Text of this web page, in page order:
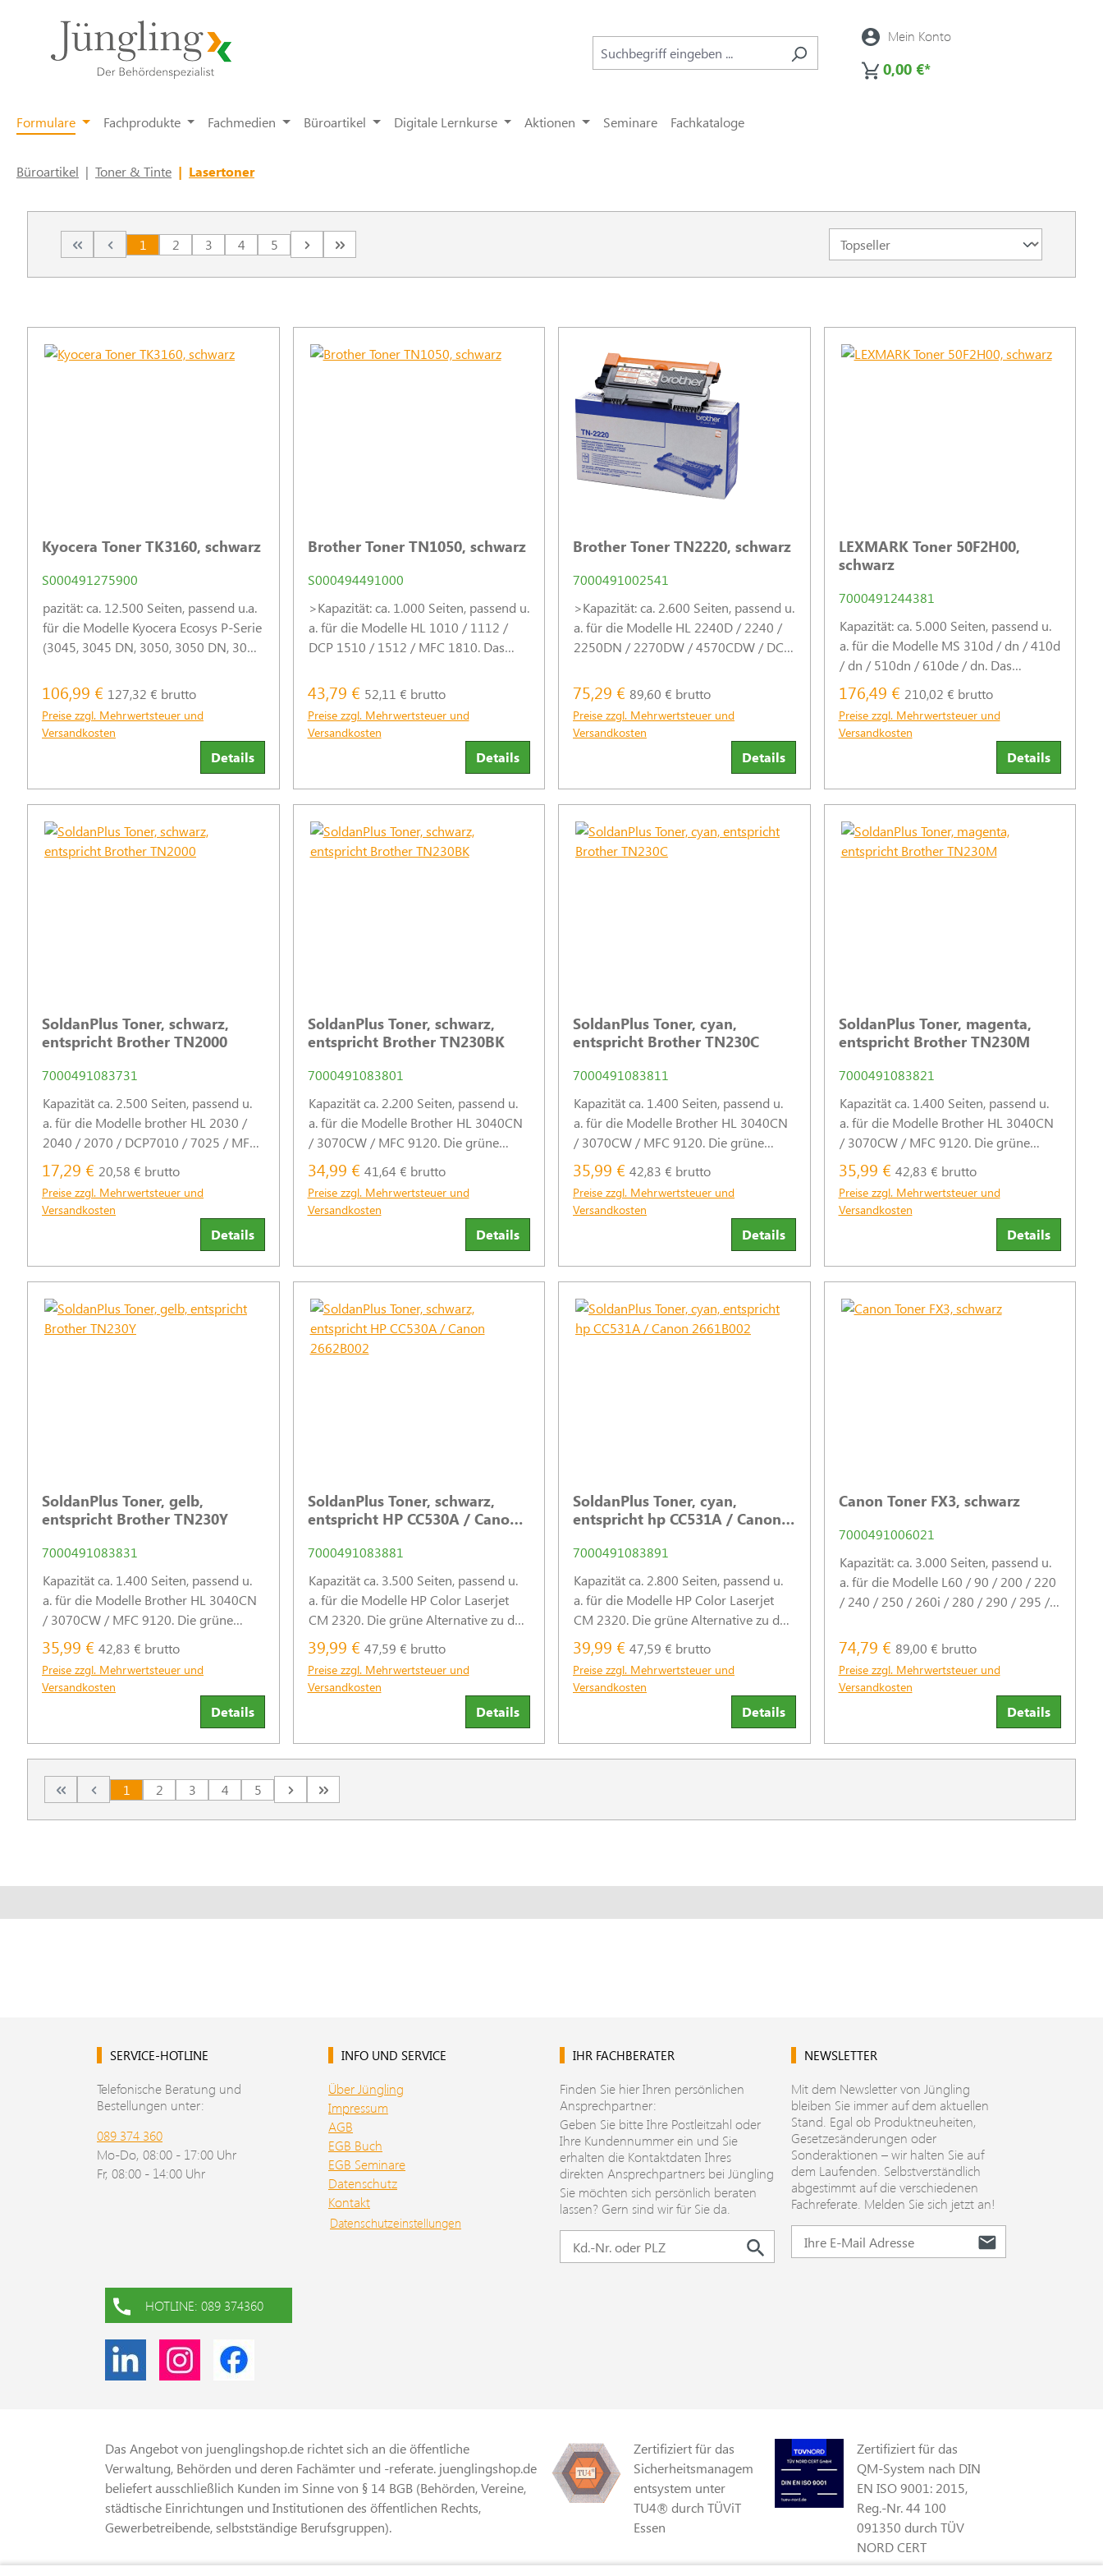
Zur Hauptnavigation springen
Mein Konto
0,00 €*
Formulare Fachprodukte Fachmedien Büroartikel Digitale Lernkurse Aktionen Seminare Fachkataloge
Büroartikel | Toner & Tinte | Lasertoner
Seite
1 Seite
2 Seite
3 Seite
4 Seite
5
Kyocera Toner TK3160, schwarz
S000491275900
pazität: ca. 12.500 Seiten, passend u.a.
für die Modelle Kyocera Ecosys P-Serie
(3045, 3045 DN, 3050, 3050 DN, 3050
3060, 3060 DN, 3060 TD).
106,99 € 127,32 € brutto
Preise zzgl. Mehrwertsteuer und
Versandkosten
Details
Brother Toner TN1050, schwarz
S000494491000
>Kapazität: ca. 1.000 Seiten, passend u.
a. für die Modelle HL 1010 / 1112 /
DCP 1510 / 1512 / MFC 1810. Das
hervorragende Druckqualität. (Abb.
ähnlich)
43,79 € 52,11 € brutto
Preise zzgl. Mehrwertsteuer und
Versandkosten
Details
Brother Toner TN2220, schwarz
7000491002541
>Kapazität: ca. 2.600 Seiten, passend u.
a. für die Modelle HL 2240D / 2240 /
2250DN / 2270DW / 4570CDW / DCP
7360N / 7460DN / 7860DW. Das
Original-Verbrauchsmaterial für eine
hervorragende Druckqualität und
75,29 € 89,60 € brutto
Preise zzgl. Mehrwertsteuer und
Versandkosten
Details
LEXMARK Toner 50F2H00,
schwarz
7000491244381
Kapazität: ca. 5.000 Seiten, passend u.
a. für die Modelle MS 310d / dn / 410d
/ dn / 510dn / 610de / dn. Das
Original-Verbrauchsmaterial für
konstant zuverlässige Leistung und
hohe Druckqualität. (Abb. ähnlich)
176,49 € 210,02 € brutto
Preise zzgl. Mehrwertsteuer und
Versandkosten
Details
SoldanPlus Toner, schwarz,
entspricht Brother TN2000
7000491083731
Kapazität ca. 2.500 Seiten, passend u.
a. für die Modelle brother HL 2030 /
2040 / 2070 / DCP7010 / 7025 / MFC
7225 / 7420 / 7820 / FAX 2820 / 2920.
(Abb. ähnlich)
17,29 € 20,58 € brutto
Preise zzgl. Mehrwertsteuer und
Versandkosten
Details
SoldanPlus Toner, schwarz,
entspricht Brother TN230BK
7000491083801
Kapazität ca. 2.200 Seiten, passend u.
a. für die Modelle Brother HL 3040CN
/ 3070CW / MFC 9120. Die grüne
Alternative zu den Original-Hersteller-
Tonern. Recycelt und wiederaufbereitet
für 79 % weniger Plastikmüll. (Abb.
ähnlich)
34,99 € 41,64 € brutto
Preise zzgl. Mehrwertsteuer und
Versandkosten
Details
SoldanPlus Toner, cyan,
entspricht Brother TN230C
7000491083811
Kapazität ca. 1.400 Seiten, passend u.
a. für die Modelle Brother HL 3040CN
/ 3070CW / MFC 9120. Die grüne
Alternative zu den Original-Hersteller-
Tonern. Recycelt und wiederaufbereitet
für 79 % weniger Plastikmüll. (Abb.
ähnlich)
35,99 € 42,83 € brutto
Preise zzgl. Mehrwertsteuer und
Versandkosten
Details
SoldanPlus Toner, magenta,
entspricht Brother TN230M
7000491083821
Kapazität ca. 1.400 Seiten, passend u.
a. für die Modelle Brother HL 3040CN
/ 3070CW / MFC 9120. Die grüne
Alternative zu den Original-Hersteller-
Tonern. Recycelt und wiederaufbereitet
für 79 % weniger Plastikmüll. (Abb.
ähnlich)
35,99 € 42,83 € brutto
Preise zzgl. Mehrwertsteuer und
Versandkosten
Details
SoldanPlus Toner, gelb,
entspricht Brother TN230Y
7000491083831
Kapazität ca. 1.400 Seiten, passend u.
a. für die Modelle Brother HL 3040CN
/ 3070CW / MFC 9120. Die grüne
Alternative zu den Original-Hersteller-
Tonern. Recycelt und wiederaufbereitet
für 79 % weniger Plastikmüll. (Abb.
ähnlich)
35,99 € 42,83 € brutto
Preise zzgl. Mehrwertsteuer und
Versandkosten
Details
SoldanPlus Toner, schwarz,
entspricht HP CC530A / Canon
7000491083881
Kapazität ca. 3.500 Seiten, passend u.
a. für die Modelle HP Color Laserjet
CM 2320. Die grüne Alternative zu den
Original-Hersteller-Tonern. Recycelt
und wiederaufbereitet für 79 %
weniger Plastikmüll. (Abb. ähnlich)
39,99 € 47,59 € brutto
Preise zzgl. Mehrwertsteuer und
Versandkosten
Details
SoldanPlus Toner, cyan,
entspricht hp CC531A / Canon
7000491083891
Kapazität ca. 2.800 Seiten, passend u.
a. für die Modelle HP Color Laserjet
CM 2320. Die grüne Alternative zu den
Original-Hersteller-Tonern. Recycelt
und wiederaufbereitet für 79 %
weniger Plastikmüll. (Abb. ähnlich)
39,99 € 47,59 € brutto
Preise zzgl. Mehrwertsteuer und
Versandkosten
Details
Canon Toner FX3, schwarz
7000491006021
Kapazität: ca. 3.000 Seiten, passend u.
a. für die Modelle L60 / 90 / 200 / 220
/ 240 / 250 / 260i / 280 / 290 / 295 /
74,79 € 89,00 € brutto
Preise zzgl. Mehrwertsteuer und
Versandkosten
Details
Seite
1 Seite
2 Seite
3 Seite
4 Seite
5
SERVICE-HOTLINE
Telefonische Beratung und
Bestellungen unter:
089 374 360
Mo-Do, 08:00 - 17:00 Uhr
Fr, 08:00 - 14:00 Uhr
INFO UND SERVICE
Über Jüngling
Impressum
AGB
EGB Buch
EGB Seminare
Datenschutz
Kontakt
Datenschutzeinstellungen
IHR FACHBERATER
Finden Sie hier Ihren persönlichen
Ansprechpartner:
Geben Sie bitte Ihre Postleitzahl oder
Ihre Kundennummer ein und Sie
erhalten die Kontaktdaten Ihres
direkten Ansprechpartners bei Jüngling
Sie möchten sich persönlich beraten
lassen? Gern sind wir für Sie da.
NEWSLETTER
Mit dem Newsletter von Jüngling
bleiben Sie immer auf dem aktuellen
Stand. Egal ob Produktneuheiten,
Gesetzesänderungen oder
Sonderaktionen – wir halten Sie auf
dem Laufenden. Selbstverständlich
abgestimmt auf die verschiedenen
Fachreferate. Melden Sie sich jetzt an!
HOTLINE: 089 374360
Das Angebot von juenglingshop.de richtet sich an die öffentliche
Verwaltung, Behörden und deren Fachämter und -referate. juenglingshop.de
beliefert ausschließlich Kunden im Sinne von § 14 BGB (Behörden, Vereine,
städtische Einrichtungen und Institutionen des öffentlichen Rechts,
Gewerbetreibende, selbstständige Berufsgruppen).
Zertifiziert für das
Sicherheitsmanagem
entsystem unter
TU4® durch TÜViT
Essen
Zertifiziert für das
QM-System nach DIN
EN ISO 9001: 2015,
Reg.-Nr. 44 100
091350 durch TÜV
NORD CERT